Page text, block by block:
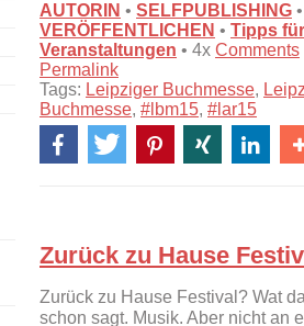
AUTORIN • SELFPUBLISHING
VERÖFFENTLICHEN • Tipps
Veranstaltungen • 4x Comments
Permalink
Tags: Leipziger Buchmesse,
Buchmesse, #lbm15, #lar15
Zurück zu Hause
Zurück zu Hause Festival? Wat
schon sagt. Musik. Aber nicht an